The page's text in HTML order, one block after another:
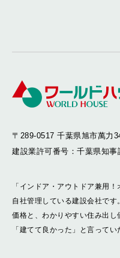
〒289-0517 千葉県旭市萬力
建設業許可番号：千葉県知
「インドア・アウトドア兼用
自社管理している建設会社で
価格と、わかりやすい住み出し
「建てて良かった」と言って